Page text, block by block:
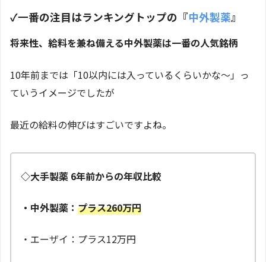
✓一番の注目はランキングトップの『中外製薬』
将来性、給料を兼ね備える中外製薬は一番の人気銘柄
10年前までは「10以内には入っているくらいかな～」っ
ていうイメージでしたが
最近の給料の伸びはすごいですよね。
◇大手製薬 6年前からの年収比較
・中外製薬： プラス260万円
・エーザイ：プラス12万円